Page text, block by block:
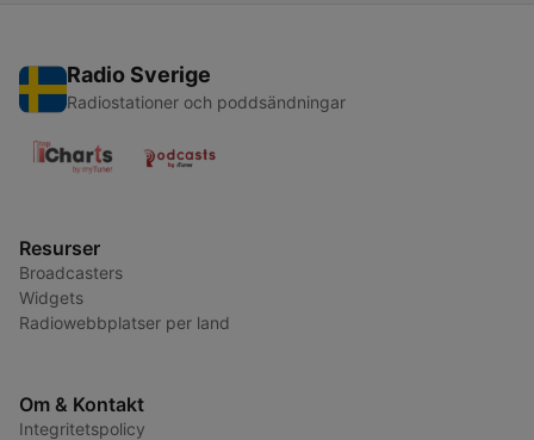
Radio Sverige
Radiostationer och poddsändningar
Resurser
Broadcasters
Widgets
Radiowebbplatser per land
Om & Kontakt
Integritetspolicy